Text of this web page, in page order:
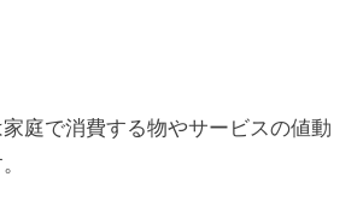
庭で消費する物やサービスの値動
。